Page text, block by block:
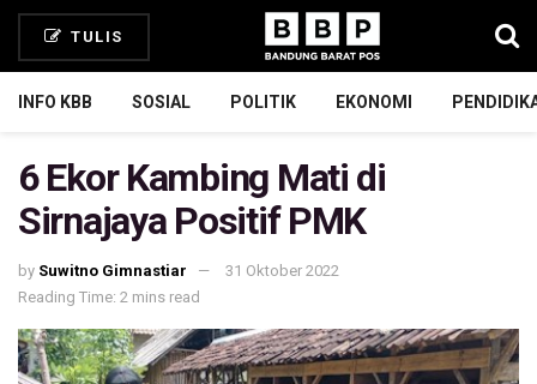
TULIS
INFO KBB SOSIAL POLITIK EKONOMI
6 Ekor Kambing Mati di
Sirnajaya Positif PMK
by Suwitno Gimnastiar
31 Oktober 2022
Reading Time: 2 mins read